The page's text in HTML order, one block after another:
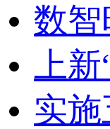
数智
上
实